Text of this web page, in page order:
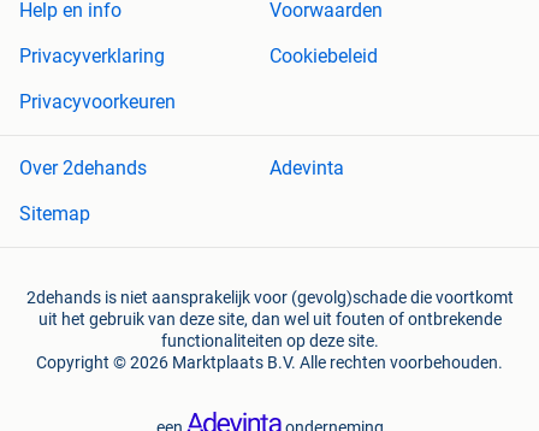
Help en info
Voorwaarden
Privacyverklaring
Cookiebeleid
Privacyvoorkeuren
Over 2dehands
Adevinta
Sitemap
2dehands is niet aansprakelijk voor (gevolg)schade die voortkomt
uit het gebruik van deze site, dan wel uit fouten of ontbrekende
functionaliteiten op deze site.
Copyright © 2026 Marktplaats B.V. Alle rechten voorbehouden.